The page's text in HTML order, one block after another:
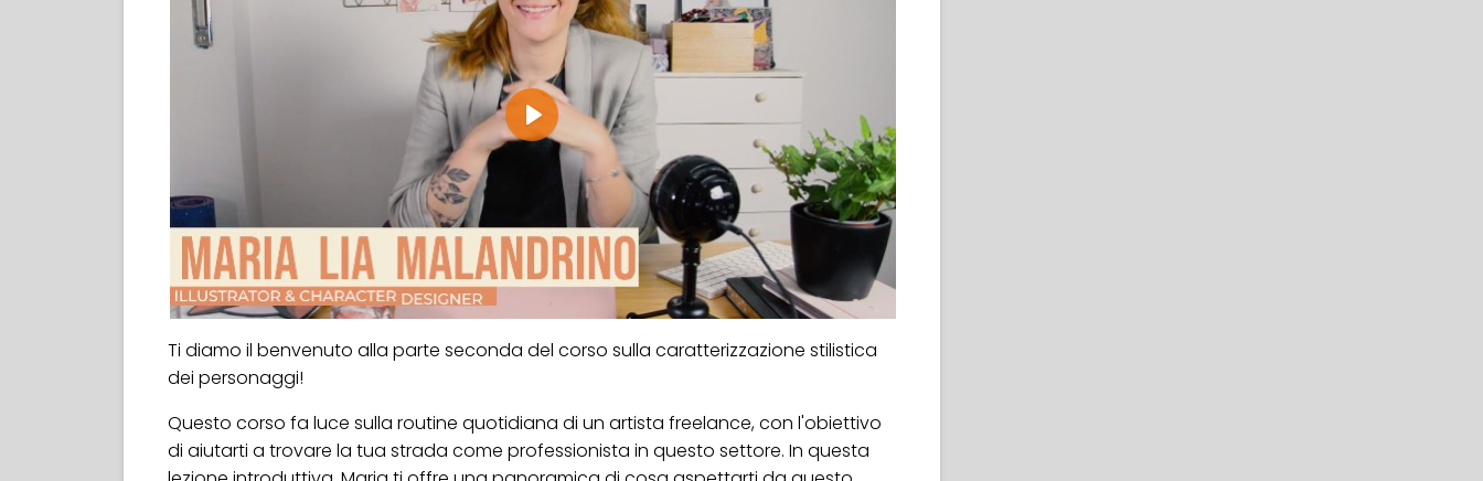
Play
Ti diamo il benvenuto alla parte seconda del corso sulla caratterizzazione stilistica
dei personaggi!
Questo corso fa luce sulla routine quotidiana di un artista freelance, con l'obiettivo
di aiutarti a trovare la tua strada come professionista in questo settore. In questa